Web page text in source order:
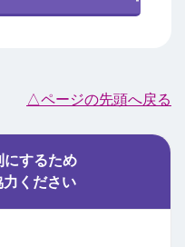
△ページの先頭へ戻る
にするため
ください